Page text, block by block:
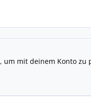
, um mit deinem Konto zu